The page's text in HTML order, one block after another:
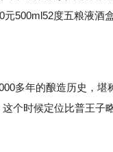
500ml52度五粮液酒
年的酿造历史，堪
个时候定位比普王子